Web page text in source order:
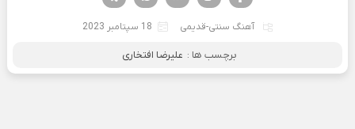
آهنگ سنتی-قدیمی 18 سپتامبر 2023
برچسب ها : علیرضا افتخاری